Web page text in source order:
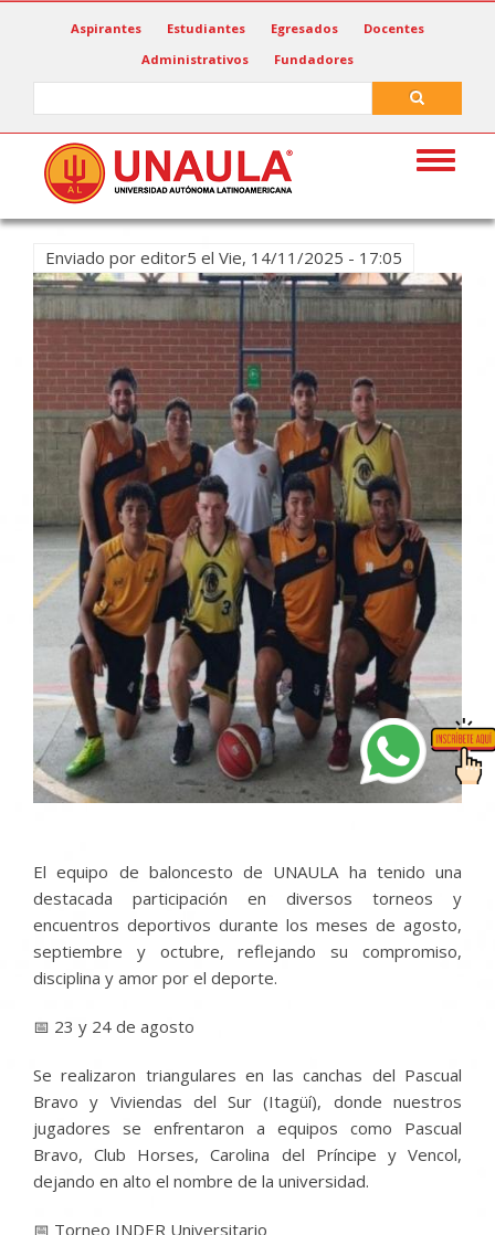
Aspirantes Estudiantes Egresados
Docentes
Administrativos
Fundadores
Toggle
Enviado por editor5 el Vie, 14/11/2025 - 17:05
El equipo de baloncesto de UNAULA ha tenido una
destacada participación en diversos torneos y
encuentros deportivos durante los meses de agosto,
septiembre y octubre, reflejando su compromiso,
disciplina y amor por el deporte.
📅 23 y 24 de agosto
Se realizaron triangulares en las canchas del Pascual
Bravo y Viviendas del Sur (Itagüí), donde nuestros
jugadores se enfrentaron a equipos como Pascual
Bravo, Club Horses, Carolina del Príncipe y Vencol,
dejando en alto el nombre de la universidad.
📅 Torneo INDER Universitario